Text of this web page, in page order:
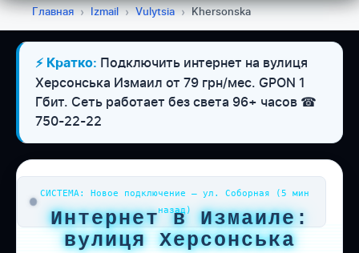
Главная › Izmail › Vulytsia › Khersonska
⚡ Кратко: Подключить интернет на вулиця
Херсонська Измаил от 79 грн/мес. GPON 1
Гбит. Сеть работает без света 96+ часов ☎
750-22-22
СИСТЕМА: Новое подключение — ул. Соборная (5 мин
назад)
Интернет в Измаиле:
вулиця Херсонська
WESTELECOM
Онлайн-підтримка